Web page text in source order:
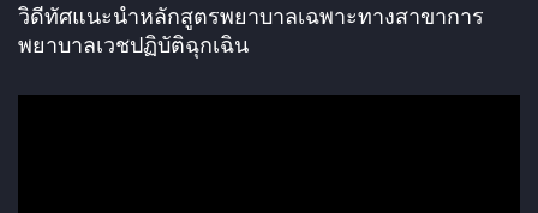
วิดีทัศแนะนำหลักสูตรพยาบาลเฉพาะทางสาขาการ
พยาบาลเวชปฏิบัติฉุกเฉิน